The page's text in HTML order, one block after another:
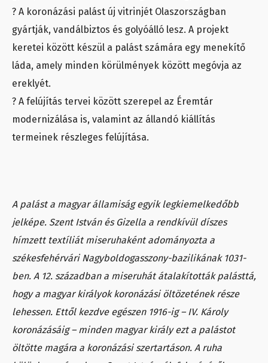
? A koronázási palást új vitrinjét Olaszországban
gyártják, vandálbiztos és golyóálló lesz. A projekt
keretei között készül a palást számára egy menekítő
láda, amely minden körülmények között megóvja az
ereklyét.
? A felújítás tervei között szerepel az Éremtár
modernizálása is, valamint az állandó kiállítás
termeinek részleges felújítása.
A palást a magyar államiság egyik legkiemelkedőbb
jelképe. Szent István és Gizella a rendkívül díszes
hímzett textíliát miseruhaként adományozta a
székesfehérvári Nagyboldogasszony-bazilikának 1031-
ben. A 12. században a miseruhát átalakították palásttá,
hogy a magyar királyok koronázási öltözetének része
lehessen. Ettől kezdve egészen 1916-ig – IV. Károly
koronázásáig – minden magyar király ezt a palástot
öltötte magára a koronázási szertartáson. A ruha